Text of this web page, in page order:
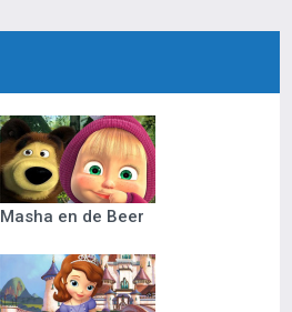
Masha en de Beer